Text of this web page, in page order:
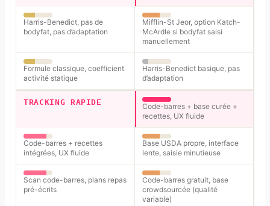
Harris-Benedict, pas de
bodyfat, pas d’adaptation
Mifflin-St Jeor, option Katch-
McArdle si bodyfat saisi
manuellement
Formule classique, coefficient
activité statique
Harris-Benedict basique, pas
d’adaptation
TRACKING RAPIDE
Code-barres + base curée +
recettes, UX fluide
Code-barres + recettes
intégrées, UX fluide
Base USDA propre, interface
lente, saisie minutieuse
Scan code-barres, plans repas
pré-écrits
Code-barres gratuit, base
crowdsourcée (qualité
variable)